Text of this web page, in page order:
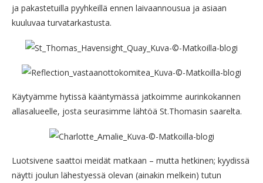
ja pakastetuilla pyyhkeillä ennen laivaannousua ja asiaan
kuuluvaa turvatarkastusta.
Käytyämme hytissä kääntymässä jatkoimme aurinkokannen
allasalueelle, josta seurasimme lähtöä St.Thomasin saarelta.
Luotsivene saattoi meidät matkaan – mutta hetkinen; kyydissä
näytti joulun lähestyessä olevan (ainakin melkein) tutun